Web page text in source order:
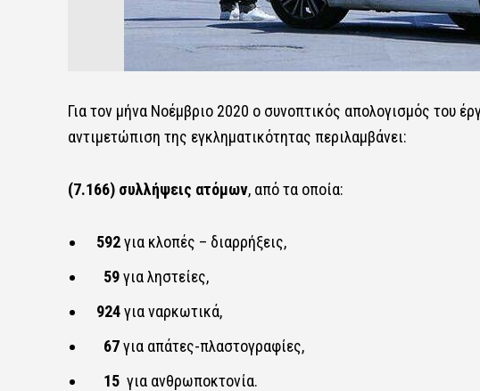
Για τον μήνα Νοέμβριο 2020 ο συνοπτικός απολογισμός του
αντιμετώπιση της εγκληματικότητας περιλαμβάνει:
(7.166) συλλήψεις ατόμων, από τα οποία:
592για κλοπές – διαρρήξεις,
59για ληστείες,
924για ναρκωτικά,
67για απάτες-πλαστογραφίες,
15 για ανθρωποκτονία.